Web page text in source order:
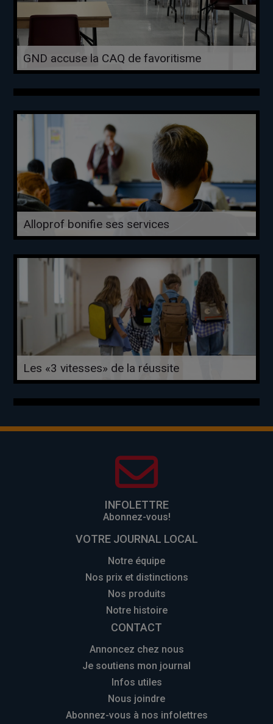
GND accuse la CAQ de favoritisme
Alloprof bonifie ses services
Les «3 vitesses» de la réussite
INFOLETTRE
Abonnez-vous!
VOTRE JOURNAL LOCAL
Notre équipe
Nos prix et distinctions
Nos produits
Notre histoire
CONTACT
Annoncez chez nous
Je soutiens mon journal
Infos utiles
Nous joindre
Abonnez-vous à nos infolettres